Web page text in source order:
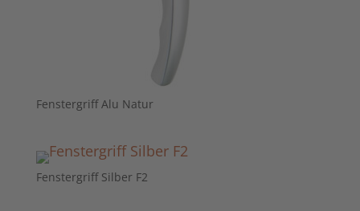
Fenstergriff Alu Natur
Fenstergriff Silber F2